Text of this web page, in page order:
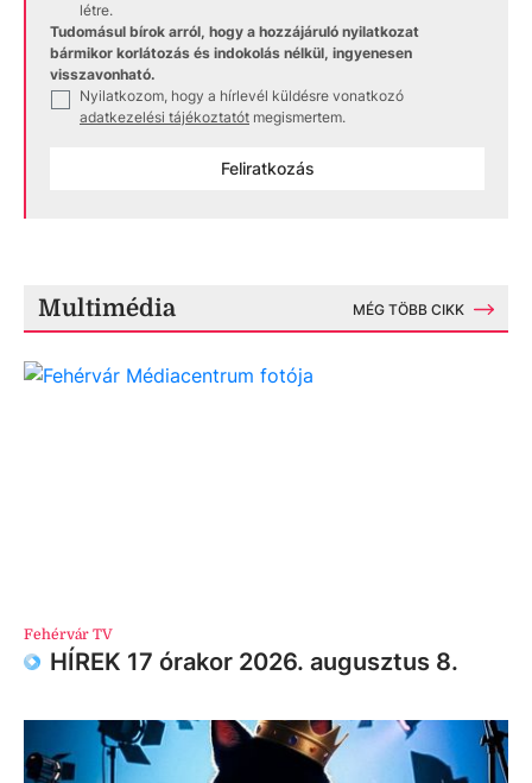
létre.
Tudomásul bírok arról, hogy a hozzájáruló nyilatkozat
bármikor korlátozás és indokolás nélkül, ingyenesen
visszavonható.
Nyilatkozom, hogy a hírlevél küldésre vonatkozó
adatkezelési tájékoztatót megismertem.
Feliratkozás
Multimédia MÉG TÖBB CIKK
Fehérvár TV
HÍREK 17 órakor 2026. augusztus 8.